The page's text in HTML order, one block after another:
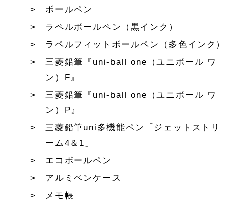
ボールペン
ラペルボールペン（黒インク）
ラペルフィットボールペン（多色インク）
三菱鉛筆『uni-ball one（ユニボール ワ
ン）F』
三菱鉛筆『uni-ball one（ユニボール ワ
ン）P』
三菱鉛筆uni多機能ペン「ジェットストリ
ーム4＆1」
エコボールペン
アルミペンケース
メモ帳